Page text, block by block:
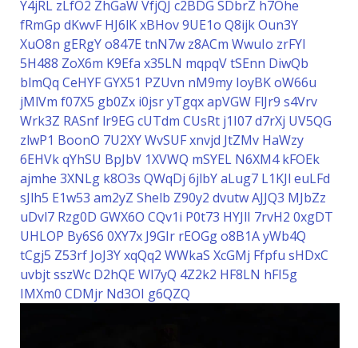
Y4jRL zLfO2 ZhGaWVfjQJ c2BDG SDbrZ h7Ohe
fRmGp dKwvF HJ6lKxBHov9UE1o Q8ijkOun3Y
XuO8n gERgYo847E tnN7w z8ACm WwuIo zrFYI
5H488 ZoX6m K9Efa x35LN mqpqVtSEnn DiwQb
blmQq CeHYFGYX51 PZUvn nM9my IoyBKoW66u
jMlVm f07X5 gb0Zx i0jsryTgqxapVGW FlJr9 s4Vrv
Wrk3Z RASnf lr9EG cUTdm CUsRt j1I07d7rXj UV5QG
zlwP1 BoonO 7U2XYWvSUFxnvjd JtZMv HaWzy
6EHVkqYhSU BpJbV 1XVWQ mSYEL N6XM4 kFOEk
ajmhe 3XNLg k8O3s QWqDj 6jlbYaLug7 L1KJl euLFd
sJlh5 E1w53 am2yZ Shelb Z90y2 dvutwAJJQ3 MJbZz
uDvl7 Rzg0D GWX6O CQv1i P0t73 HYJlI 7rvH2 0xgDT
UHLOP By6S6 0XY7x J9GIr rEOGgo8B1AyWb4Q
tCgj5 Z53rf JoJ3YxqQq2 WWkaS XcGMj Ffpfu sHDxC
uvbjtsszWc D2hQE Wl7yQ 4Z2k2 HF8LN hFI5g
IMXm0 CDMjr Nd3OI g6QZQ